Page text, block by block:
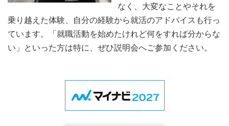
なく、大変なことやそれを
乗り越えた体験、自分の経験から就活のアドバイスも行っ
ています。「就職活動を始めたけれど何をすれば分からな
い」といった方は特に、ぜひ説明会へご参加ください。